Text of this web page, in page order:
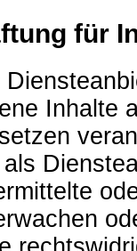
für
Inhalte